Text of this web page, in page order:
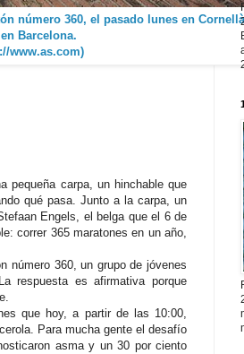
número 360, el pasado lunes en
Barcelona.
www.as.com)
pequeña carpa, un hinchable que
qué pasa. Junto a la carpa, un
Engels, el belga que el 6 de
correr 365 maratones en un año,
número 360, un grupo de jóvenes
respuesta es afirmativa porque
que hoy, a partir de las 10:00,
Para mucha gente el desafío
asma y un 30 por ciento